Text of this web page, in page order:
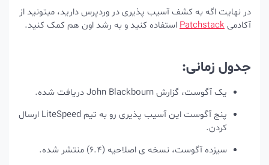
در نهایت اگه به کشف آسیب پذیری در وردپرس دارید، میتونید از
آکادمیPatchstackاستفاده کنید و به رشد اون هم کمک کنید.
جدول زمانی:
یک آگوست، گزارش John Blackbourn دریافت شده.
پنج آگوست این آسیب پذیری رو به تیم LiteSpeed ارسال
کردن.
سیزده آگوست، نسخه ی اصلاحیه (6.4) منتشر شده.